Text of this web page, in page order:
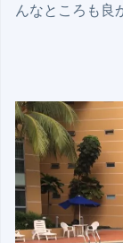
んなところも良